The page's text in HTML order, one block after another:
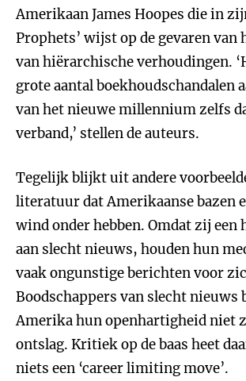
Amerikaan James Hoopes die in
Prophets’ wijst op de gevaren van
van hiërarchische verhoudingen.
grote aantal boekhoudschandalen
van het nieuwe millennium zelfs
verband,’ stellen de auteurs.
Tegelijk blijkt uit andere
literatuur dat Amerikaanse bazen
wind onder hebben. Omdat zij een
aan slecht nieuws, houden hun
vaak ongunstige berichten voor
Boodschappers van slecht nieuws
Amerika hun openhartigheid niet
ontslag. Kritiek op de baas heet
niets een ‘career limiting move’.